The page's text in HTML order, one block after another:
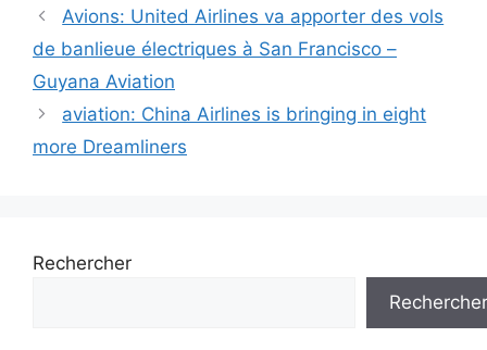
Navigation
des
Avions: United Airlines va apporter des vols
de banlieue électriques à San Francisco –
Guyana Aviation
aviation: China Airlines is bringing in eight
more Dreamliners
Rechercher
Rechercher